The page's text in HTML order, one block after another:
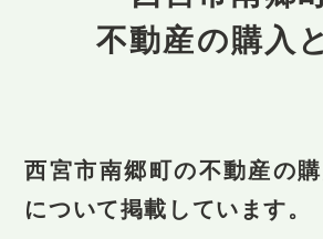
不動産の購入
西宮市南郷町の不動産の
について掲載しています。